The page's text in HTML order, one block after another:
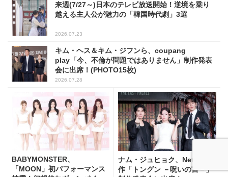
来週(7/27～)日本のテレビ放送開始！逆境を乗り
越える主人公が魅力の「韓国時代劇」3選
2026.07.23
キム・ヘス＆キム・ジフンら、coupang
play「今、不倫が問題ではありません」制作発表
会に出席！(PHOTO15枚)
2026.07.28
BABYMONSTER、
「MOON」初パフォーマンス
ナム・ジュヒョク、Netflix新
作「トングン －呪いの宮－」